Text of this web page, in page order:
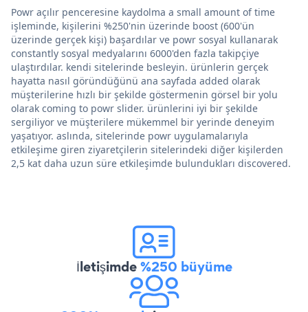
Powr açılır penceresine kaydolma a small amount of time
işleminde, kişilerini %250'nin üzerinde boost (600'ün
üzerinde gerçek kişi) başardılar ve powr sosyal kullanarak
constantly sosyal medyalarını 6000'den fazla takipçiye
ulaştırdılar. kendi sitelerinde besleyin. ürünlerin gerçek
hayatta nasıl göründüğünü ana sayfada added olarak
müşterilerine hızlı bir şekilde göstermenin görsel bir yolu
olarak coming to powr slider. ürünlerini iyi bir şekilde
sergiliyor ve müşterilere mükemmel bir yerinde deneyim
yaşatıyor. aslında, sitelerinde powr uygulamalarıyla
etkileşime giren ziyaretçilerin sitelerindeki diğer kişilerden
2,5 kat daha uzun süre etkileşimde bulundukları discovered.
İletişimde%250 büyüme